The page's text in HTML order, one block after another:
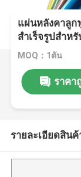
แผ่นหลังคาลูก
สำเร็จรูปสำห
MOQ：1ตัน
ราคา
รายละเอียดสินค้